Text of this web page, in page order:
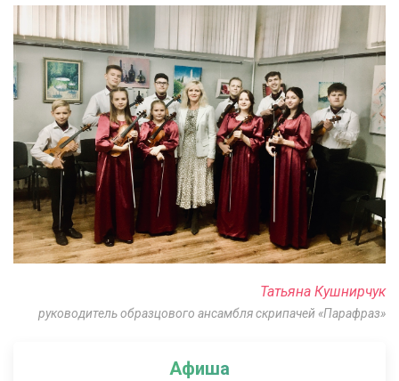
Афиша
Татьяна Кушнирчук
руководитель образцового ансамбля скрипачей «Парафраз»